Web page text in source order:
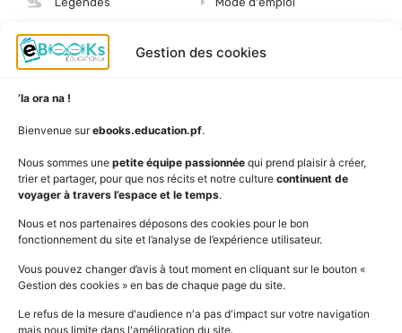
Gestion des cookies
’Ia ora na !
Bienvenue surebooks.education.pf.
Nous sommes une petite équipe passionnée qui prend plaisir à créer,
trier et partager, pour que nos récits et notre culture continuent de
voyager à travers l’espace et le temps.
Nous et nos partenaires déposons des cookies pour le bon
fonctionnement du site et l’analyse de l’expérience utilisateur.
Vous pouvez changer d’avis à tout moment en cliquant sur le bouton «
Gestion des cookies » en bas de chaque page du site.
Le refus de la mesure d'audience n'a pas d'impact sur votre navigation
mais nous limite dans l'amélioration du site.
Albums
Langues
Niveaux
AudioBooks
Outils
Vidéos
Mentions légales
www.education.pf
SUIVEZ L'ACTUALITÉ DE L'ÉDUCATION